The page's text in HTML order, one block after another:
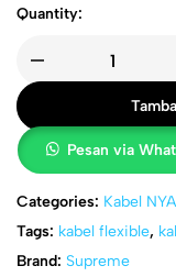
Quantity:
Pesan via
Categories: Kabel
Tags: kabel flexible,
Brand: Supreme